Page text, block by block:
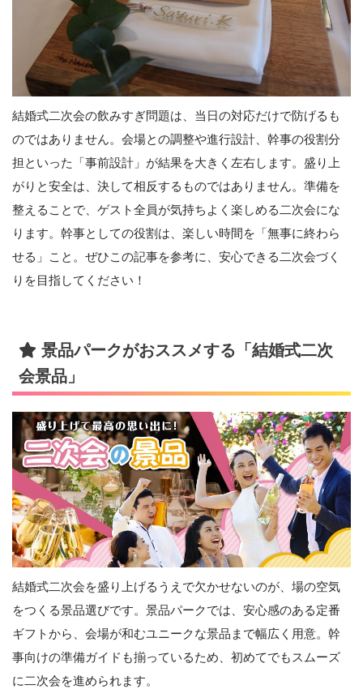
結婚式二次会の飲みすぎ問題は、当日の対応だけで防げるも
のではありません。会場との調整や進行設計、幹事の役割分
担といった「事前設計」が結果を大きく左右します。盛り上
がりと安全は、決して相反するものではありません。準備を
整えることで、ゲスト全員が気持ちよく楽しめる二次会にな
ります。幹事としての役割は、楽しい時間を「無事に終わら
せる」こと。ぜひこの記事を参考に、安心できる二次会づく
りを目指してください！
景品パークがおススメする「結婚式二次
会景品」
結婚式二次会を盛り上げるうえで欠かせないのが、場の空気
をつくる景品選びです。景品パークでは、安心感のある定番
ギフトから、会場が和むユニークな景品まで幅広く用意。幹
事向けの準備ガイドも揃っているため、初めてでもスムーズ
に二次会を進められます。